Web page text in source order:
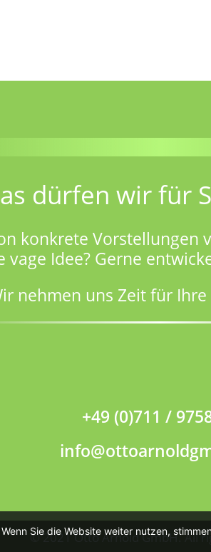
dürfen wir für
konkrete Vorstellungen
vage Idee? Gerne
nehmen uns Zeit für
+49 (0)711 /
© 2021 Otto Arnold GmbH. All
Sie die Website weiter nutzen,